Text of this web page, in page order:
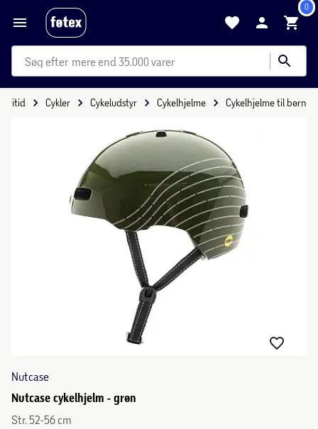
0
mere end 35.000 varer
Fritid Cykler Cykeludstyr Cykelhjelme Cykelhjelme til børn
Nutcase
Nutcase cykelhjelm - grøn
Str. 52-56 cm